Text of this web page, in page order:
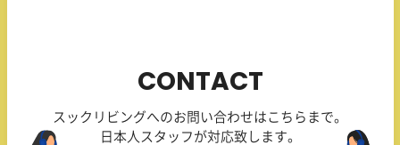
CONTACT
スックリビングへのお問い合わせはこちらまで。
日本人スタッフが対応致します。